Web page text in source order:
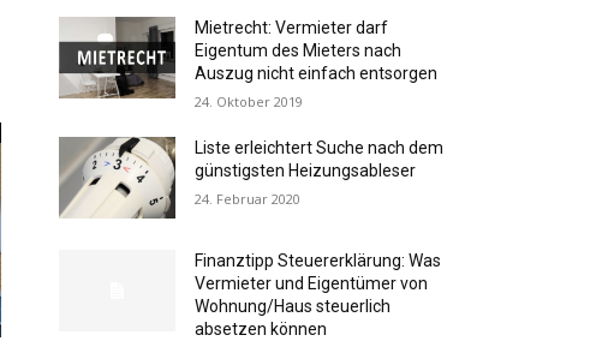
Mietrecht: Vermieter darf
Eigentum des Mieters nach
Auszug nicht einfach entsorgen
24. Oktober 2019
Liste erleichtert Suche nach dem
günstigsten Heizungsableser
24. Februar 2020
Finanztipp Steuererklärung: Was
Vermieter und Eigentümer von
Wohnung/Haus steuerlich
absetzen können